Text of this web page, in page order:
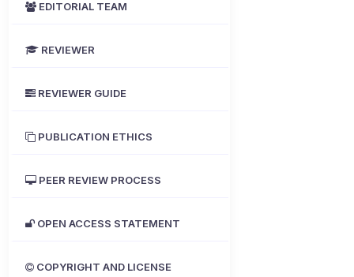
EDITORIAL TEAM
REVIEWER
REVIEWER GUIDE
PUBLICATION ETHICS
PEER REVIEW PROCESS
OPEN ACCESS STATEMENT
COPYRIGHT AND LICENSE